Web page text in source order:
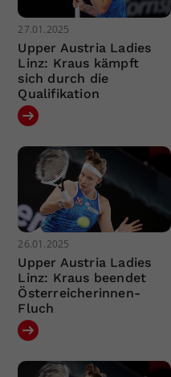
27.01.2025
Upper Austria Ladies
Linz: Kraus kämpft
sich durch die
Qualifikation
26.01.2025
Upper Austria Ladies
Linz: Kraus beendet
Österreicherinnen-
Fluch